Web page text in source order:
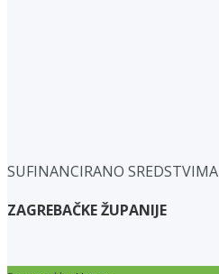
SUFINANCIRANO SREDSTVIMA
ZAGREBAČKE ŽUPANIJE